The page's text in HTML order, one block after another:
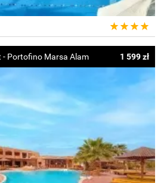
- Portofino Marsa Alam 1 599 zł